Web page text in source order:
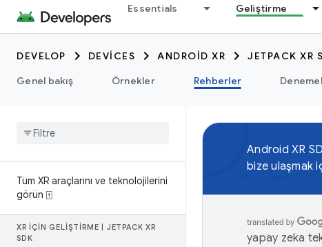
Essentials Geliştirme
DEVELOP DEVICES ANDROID XR
JETPACK XR
Genel bakış
Örnekler Rehberler
Tüm XR araçlarını ve teknolojilerini
görün ⍐
XR IÇIN GELIŞTIRME
JETPACK XR
SDK
Android XR
bize ulaşmak
yapay zeka